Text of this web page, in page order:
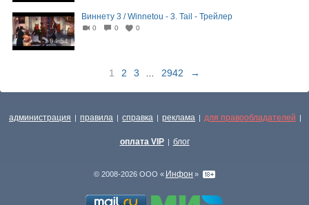
04:54
Виннету 3 / Winnetou - 3. Tail - Трейлер
0 0 0
1 2 3 2942 →
администрация | правила | справка | реклама | для правообладателей |
оплата VIP | блог
© 2008-2026 ООО « Инфон »